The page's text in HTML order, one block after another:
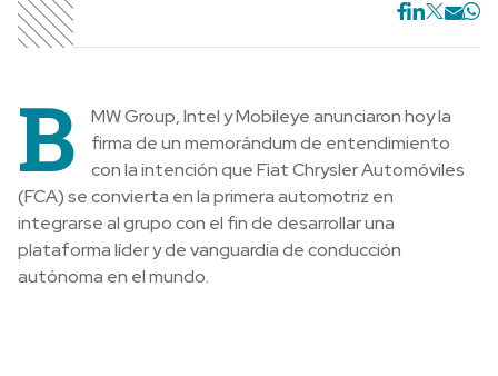
B
MW Group, Intel y Mobileye anunciaron hoy la
firma de un memorándum de entendimiento
con la intención que Fiat Chrysler Automóviles
(FCA) se convierta en la primera automotriz en
integrarse al grupo con el fin de desarrollar una
plataforma líder y de vanguardia de conducción
autónoma en el mundo.